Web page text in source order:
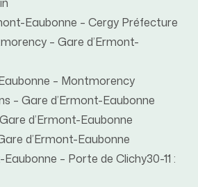
Eaubonne – Cergy Préfecture
– Gare d’Ermont-
– Montmorency
– Gare d’Ermont-Eaubonne
d’Ermont-Eaubonne
d’Ermont-Eaubonne
– Porte de Clichy30-11 :